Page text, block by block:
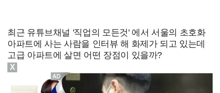
최근 유튜브채널 '직업의 모든것' 에서 서울의 초호화
아파트에 사는 사람을 인터뷰 해 화제가 되고 있는데
고급 아파트에 살면 어떤 장점이 있을까?
X